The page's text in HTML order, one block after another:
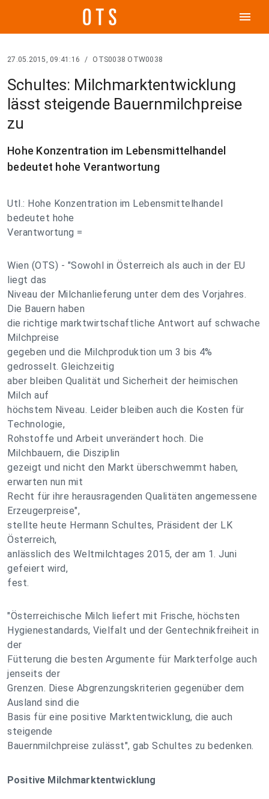
menu
27.05.2015, 09:41:16 / OTS0038 OTW0038
Schultes: Milchmarktentwicklung
lässt steigende Bauernmilchpreise
zu
Hohe Konzentration im Lebensmittelhandel
bedeutet hohe Verantwortung
Utl.: Hohe Konzentration im Lebensmittelhandel
bedeutet hohe
Verantwortung =
Wien (OTS) - "Sowohl in Österreich als auch in der EU
liegt das
Niveau der Milchanlieferung unter dem des Vorjahres.
Die Bauern haben
die richtige marktwirtschaftliche Antwort auf schwache
Milchpreise
gegeben und die Milchproduktion um 3 bis 4%
gedrosselt. Gleichzeitig
aber bleiben Qualität und Sicherheit der heimischen
Milch auf
höchstem Niveau. Leider bleiben auch die Kosten für
Technologie,
Rohstoffe und Arbeit unverändert hoch. Die
Milchbauern, die Disziplin
gezeigt und nicht den Markt überschwemmt haben,
erwarten nun mit
Recht für ihre herausragenden Qualitäten angemessene
Erzeugerpreise",
stellte heute Hermann Schultes, Präsident der LK
Österreich,
anlässlich des Weltmilchtages 2015, der am 1. Juni
gefeiert wird,
fest.
"Österreichische Milch liefert mit Frische, höchsten
Hygienestandards, Vielfalt und der Gentechnikfreiheit in
der
Fütterung die besten Argumente für Markterfolge auch
jenseits der
Grenzen. Diese Abgrenzungskriterien gegenüber dem
Ausland sind die
Basis für eine positive Marktentwicklung, die auch
steigende
Bauernmilchpreise zulässt", gab Schultes zu bedenken.
Positive Milchmarktentwicklung